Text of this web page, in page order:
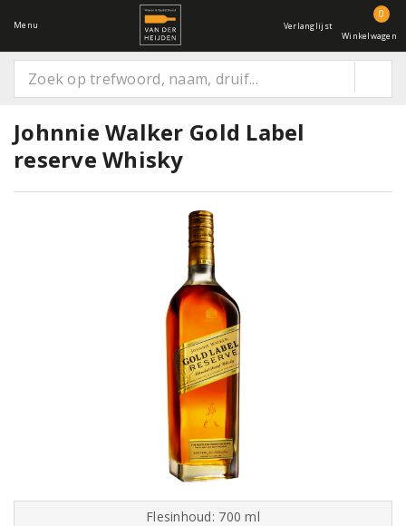
Menu Verlanglijst
0
Winkelwagen
Johnnie Walker Gold Label
reserve Whisky
Flesinhoud: 700 ml